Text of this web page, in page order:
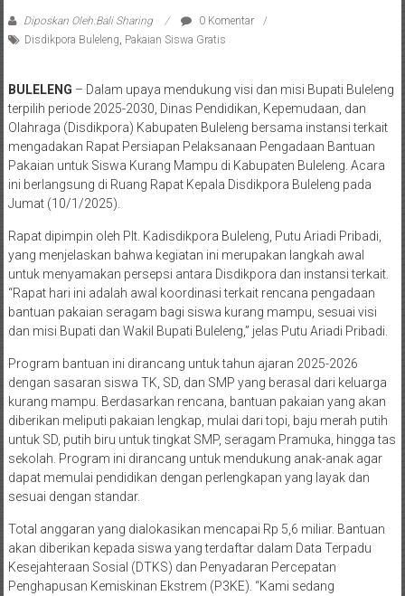
Diposkan Oleh:Bali Sharing
0 Komentar
Disdikpora Buleleng Pakaian Siswa Gratis
BULELENG – Dalam upaya mendukung visi dan misi Bupati Buleleng
terpilih periode 2025-2030, Dinas Pendidikan, Kepemudaan, dan
Olahraga (Disdikpora) Kabupaten Buleleng bersama instansi terkait
mengadakan Rapat Persiapan Pelaksanaan Pengadaan Bantuan
Pakaian untuk Siswa Kurang Mampu di Kabupaten Buleleng. Acara
ini berlangsung di Ruang Rapat Kepala Disdikpora Buleleng pada
Jumat (10/1/2025).
Rapat dipimpin oleh Plt. Kadisdikpora Buleleng, Putu Ariadi Pribadi,
yang menjelaskan bahwa kegiatan ini merupakan langkah awal
untuk menyamakan persepsi antara Disdikpora dan instansi terkait.
“Rapat hari ini adalah awal koordinasi terkait rencana pengadaan
bantuan pakaian seragam bagi siswa kurang mampu, sesuai visi
dan misi Bupati dan Wakil Bupati Buleleng,” jelas Putu Ariadi Pribadi.
Program bantuan ini dirancang untuk tahun ajaran 2025-2026
dengan sasaran siswa TK, SD, dan SMP yang berasal dari keluarga
kurang mampu. Berdasarkan rencana, bantuan pakaian yang akan
diberikan meliputi pakaian lengkap, mulai dari topi, baju merah putih
untuk SD, putih biru untuk tingkat SMP, seragam Pramuka, hingga tas
sekolah. Program ini dirancang untuk mendukung anak-anak agar
dapat memulai pendidikan dengan perlengkapan yang layak dan
sesuai dengan standar.
Total anggaran yang dialokasikan mencapai Rp 5,6 miliar. Bantuan
akan diberikan kepada siswa yang terdaftar dalam Data Terpadu
Kesejahteraan Sosial (DTKS) dan Penyadaran Percepatan
Penghapusan Kemiskinan Ekstrem (P3KE). “Kami sedang